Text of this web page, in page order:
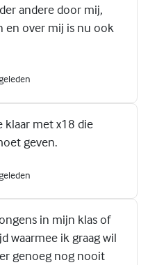
andere door mij,
en over mij is nu ook
klaar met x18 die
geven.
in mijn klas of
waarmee ik graag wil
genoeg nog nooit